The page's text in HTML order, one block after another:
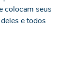
colocam seus
e todos